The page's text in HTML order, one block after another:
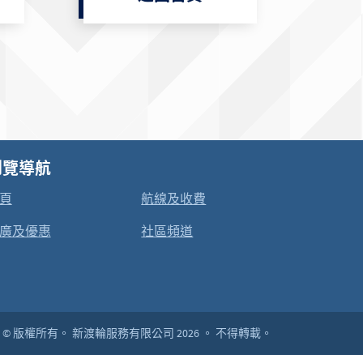
導航
航線及收費
及優惠
社區頻道
© 版權所有。 新渡輪服務有限公司 2026 。 不得轉載。